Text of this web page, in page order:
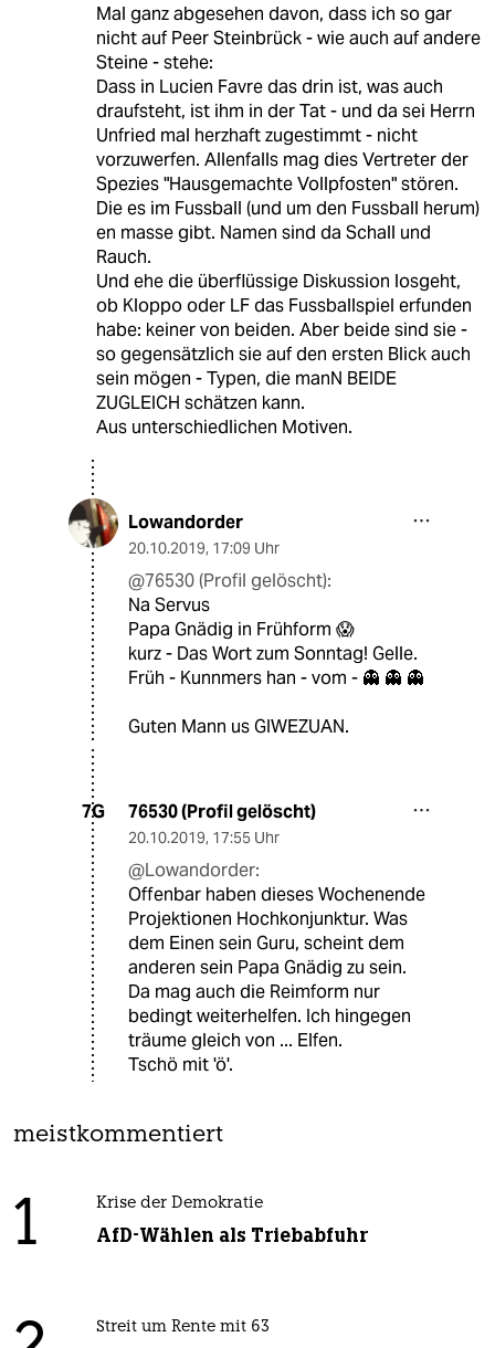
Mal ganz abgesehen davon, dass ich so gar
nicht auf Peer Steinbrück - wie auch auf andere
Steine - stehe:
Dass in Lucien Favre das drin ist, was auch
draufsteht, ist ihm in der Tat - und da sei Herrn
Unfried mal herzhaft zugestimmt - nicht
vorzuwerfen. Allenfalls mag dies Vertreter der
Spezies "Hausgemachte Vollpfosten" stören.
Die es im Fussball (und um den Fussball herum)
en masse gibt. Namen sind da Schall und
Rauch.
Und ehe die überflüssige Diskussion losgeht,
ob Kloppo oder LF das Fussballspiel erfunden
habe: keiner von beiden. Aber beide sind sie -
so gegensätzlich sie auf den ersten Blick auch
sein mögen - Typen, die manN BEIDE
ZUGLEICH schätzen kann.
Aus unterschiedlichen Motiven.
Lowandorder
20.10.2019, 17:09 Uhr
@76530 (Profil gelöscht):
Na Servus
Papa Gnädig in Frühform 😱
kurz - Das Wort zum Sonntag! Gelle.
Früh - Kunnmers han - vom - 👻 👻 👻
Guten Mann us GIWEZUAN.
7G 76530 (Profil gelöscht)
20.10.2019, 17:55 Uhr
@Lowandorder:
Offenbar haben dieses Wochenende
Projektionen Hochkonjunktur. Was
dem Einen sein Guru, scheint dem
anderen sein Papa Gnädig zu sein.
Da mag auch die Reimform nur
bedingt weiterhelfen. Ich hingegen
träume gleich von ... Elfen.
Tschö mit 'ö'.
meistkommentiert
1 Krise der Demokratie
AfD-Wählen als Triebabfuhr
Streit um Rente mit 63